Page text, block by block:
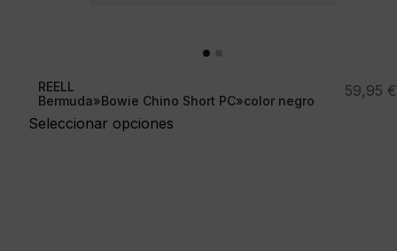
REELL
Bermuda»Bowie Chino Short PC»color negro
Seleccionar opciones
59,95 €